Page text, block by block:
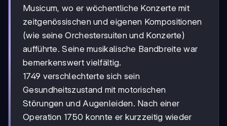
Musicum, wo er wöchentliche Konzerte mit
zeitgenössischen und eigenen Kompositionen
(wie seine Orchestersuiten und Konzerte)
aufführte. Seine musikalische Bandbreite war
bemerkenswert vielfältig.
1749 verschlechterte sich sein
Gesundheitszustand mit motorischen
Störungen und Augenleiden. Nach einer
Operation 1750 konnte er kurzzeitig wieder